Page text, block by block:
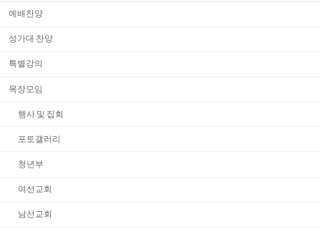
예배찬양
성가대 찬양
특별강의
목장모임
행사 및 집회
포토갤러리
청년부
여선교회
남선교회